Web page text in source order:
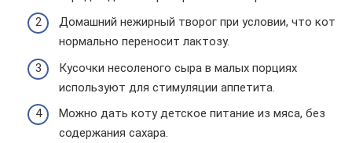
Домашний нежирный творог при условии, что кот
нормально переносит лактозу.
Кусочки несоленого сыра в малых порциях
используют для стимуляции аппетита.
Можно дать коту детское питание из мяса, без
содержания сахара.